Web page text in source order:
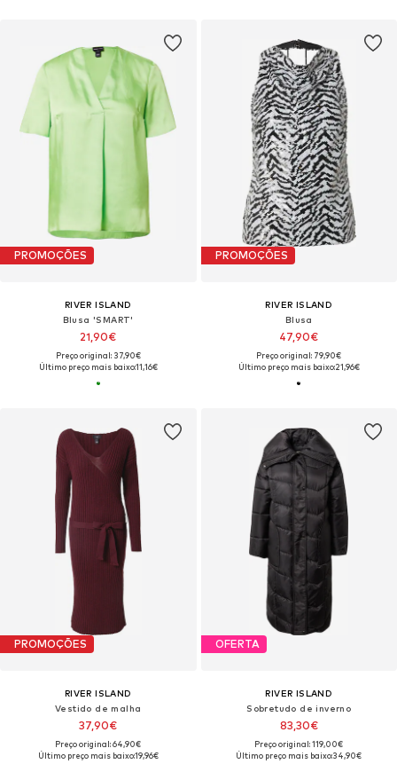
PROMOÇÕES
RIVER ISLAND
Blusa 'SMART'
21,90€
Preço original: 37,90€
Último preço mais baixo:11,16€
PROMOÇÕES
RIVER ISLAND
Blusa
47,90€
Preço original: 79,90€
Último preço mais baixo:21,96€
PROMOÇÕES
RIVER ISLAND
Vestido de malha
37,90€
Preço original: 64,90€
Último preço mais baixo:19,96€
OFERTA
RIVER ISLAND
Sobretudo de inverno
83,30€
Preço original: 119,00€
Último preço mais baixo:34,90€